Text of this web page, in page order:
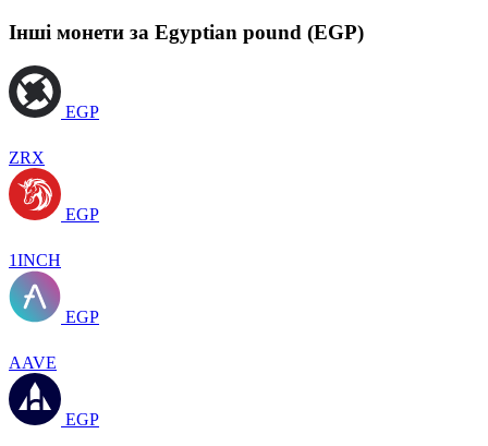
Інші монети за Egyptian pound (EGP)
EGP
ZRX
EGP
1INCH
EGP
AAVE
EGP